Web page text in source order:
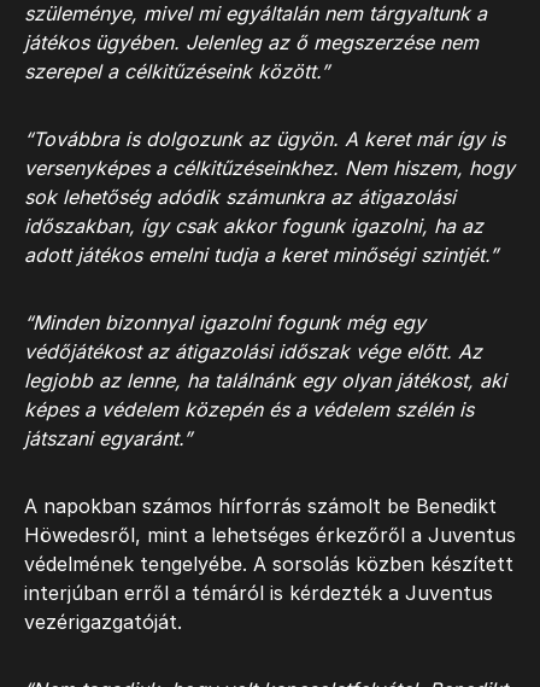
szüleménye, mivel mi egyáltalán nem tárgyaltunk a
játékos ügyében. Jelenleg az ő megszerzése nem
szerepel a célkitűzéseink között.”
“Továbbra is dolgozunk az ügyön. A keret már így is
versenyképes a célkitűzéseinkhez. Nem hiszem, hogy
sok lehetőség adódik számunkra az átigazolási
időszakban, így csak akkor fogunk igazolni, ha az
adott játékos emelni tudja a keret minőségi szintjét.”
“Minden bizonnyal igazolni fogunk még egy
védőjátékost az átigazolási időszak vége előtt. Az
legjobb az lenne, ha találnánk egy olyan játékost, aki
képes a védelem közepén és a védelem szélén is
játszani egyaránt.”
A napokban számos hírforrás számolt be Benedikt
Höwedesről, mint a lehetséges érkezőről a Juventus
védelmének tengelyébe. A sorsolás közben készített
interjúban erről a témáról is kérdezték a Juventus
vezérigazgatóját.